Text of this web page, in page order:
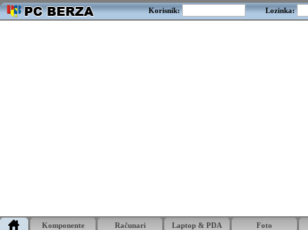
Korisnik: Lozinka:
Komponente Računari Laptop & PDA Foto